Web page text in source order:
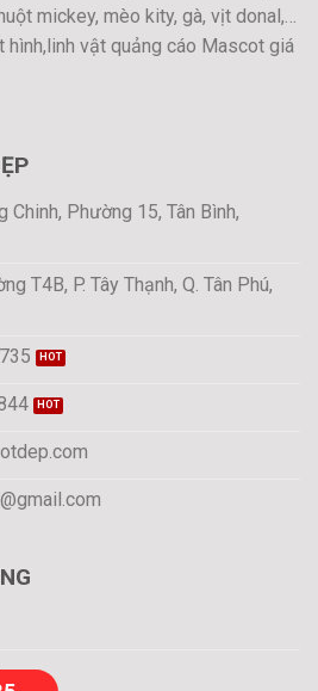
mickey, mèo kity, gà, vịt donal,…
hình,linh vật quảng cáo Mascot giá
Phường 15, Tân Bình,
T4B, P. Tây Thạnh, Q. Tân Phú,